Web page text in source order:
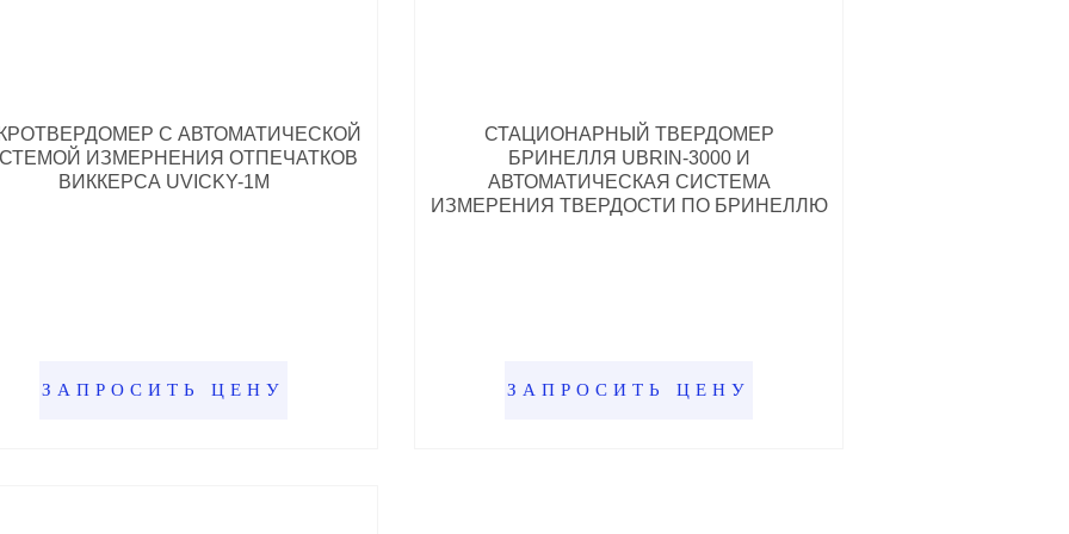
С АВТОМАТИЧЕСКОЙ
ИЗМЕРНЕНИЯ ОТПЕЧАТКОВ
ВИККЕРСА UVICKY-1M
ЗАПРОСИТЬ ЦЕНУ
СТАЦИОНАРНЫЙ ТВЕРДОМЕР
БРИНЕЛЛЯ UBRIN-3000 И
АВТОМАТИЧЕСКАЯ СИСТЕМА
ИЗМЕРЕНИЯ ТВЕРДОСТИ ПО БРИНЕЛЛЮ
ЗАПРОСИТЬ ЦЕНУ